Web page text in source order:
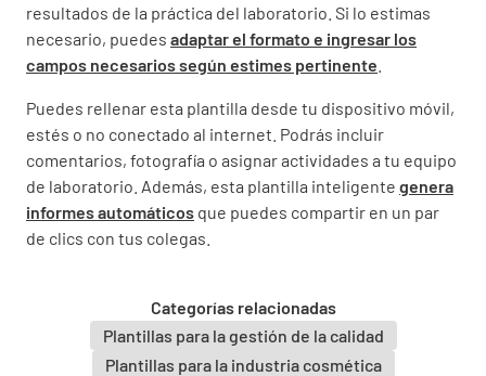
resultados de la práctica del laboratorio. Si lo estimas
necesario, puedes adaptar el formato e ingresar los
campos necesarios según estimes pertinente
Puedes rellenar esta plantilla desde tu dispositivo móvil,
estés o no conectado al internet. Podrás incluir
comentarios, fotografía o asignar actividades a tu equipo
de laboratorio. Además, esta plantilla inteligente genera
informes automáticos que puedes compartir en un par
de clics con tus colegas.
Categorías relacionadas
Plantillas para la gestión de la calidad
Plantillas para la industria cosmética
Método No: / Rev. / Título del método / Fecha
efectiva
Resultado inicial
Especificación: